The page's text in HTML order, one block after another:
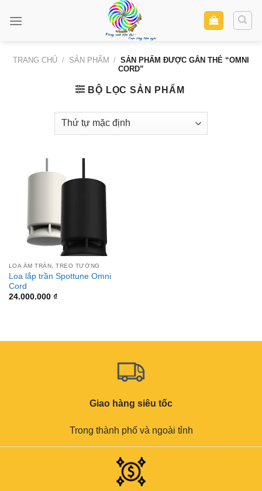
TRANG CHỦ / SẢN PHẨM / SẢN PHẨM ĐƯỢC GẮN THẺ “OMNI
CORD”
BỘ LỌC SẢN PHẨM
LOA ÂM TRẦN, TREO TƯỜNG
Loa lắp trần Spottune Omni
Cord
24.000.000 ₫
Giao hàng siêu tốc
Trong thành phố và ngoài tỉnh